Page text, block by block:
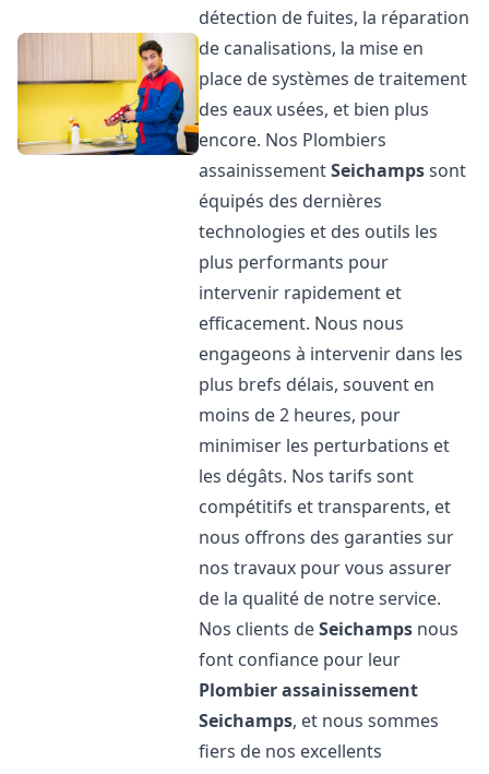
détection de fuites, la réparation
de canalisations, la mise en
place de systèmes de traitement
des eaux usées, et bien plus
encore. Nos Plombiers
assainissementSeichampssont
équipés des dernières
technologies et des outils les
plus performants pour
intervenir rapidement et
efficacement. Nous nous
engageons à intervenir dans les
plus brefs délais, souvent en
moins de 2 heures, pour
minimiser les perturbations et
les dégâts. Nos tarifs sont
compétitifs et transparents, et
nous offrons des garanties sur
nos travaux pour vous assurer
de la qualité de notre service.
Nos clients deSeichamps nous
font confiance pour leur
Plombier assainissement
Seichamps, et nous sommes
fiers de nos excellents